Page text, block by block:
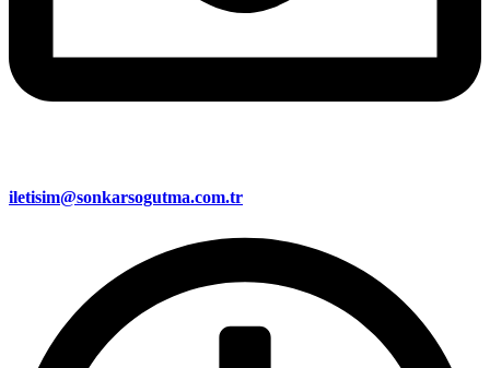
iletisim@sonkarsogutma.com.tr​